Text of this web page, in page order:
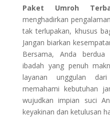
Paket Umroh
menghadirkan
tak terlupakan, khusus
Jangan biarkan
Bersama, Anda berdua
ibadah yang penuh
layanan unggulan
memahami kebutuhan
wujudkan impian suci
keyakinan dan ketulusan